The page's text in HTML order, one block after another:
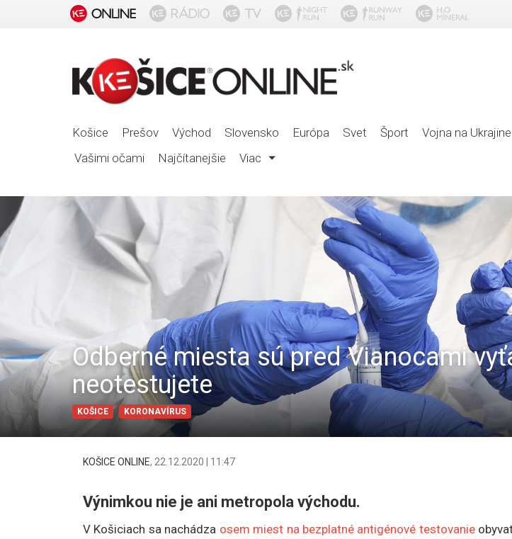
Košice Prešov Východ Slovensko Európa Svet Šport Vojna na Ukrajine
Vašimi očami
Najčítanejšie Viac
Odberné miesta sú pred Vianocami
neotestujete
KOŠICE KORONAVÍRUS
KOŠICE ONLINE, 22.12.2020 | 11:47
Výnimkou nie je ani metropola východu.
V Košiciach sa nachádza osem miest na bezplatné antigénové testovanie